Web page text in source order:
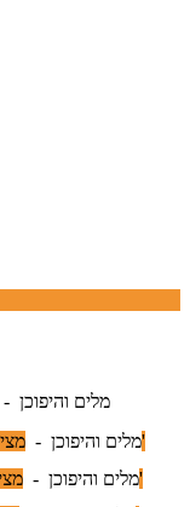
מלים והיפוכן -
מלים והיפוכן -מציאת הפכים א'
מלים והיפוכן -מציאת הפכים ב'